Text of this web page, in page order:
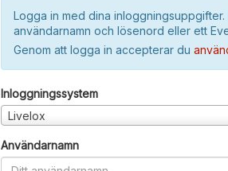
Logga in med dina
användarnamn och lösenord eller ett
Genom att logga in accepterar du
Inloggningssystem
Livelox
Användarnamn